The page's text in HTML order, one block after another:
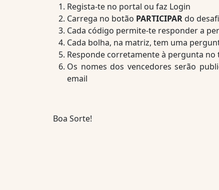
Regista-te no portal ou faz Login
Carrega no botão PARTICIPARdo
Cada código permite-te responder a
Cada bolha, na matriz, tem uma
Responde corretamente à pergunta
Os nomes dos vencedores serão
email
Boa Sorte!